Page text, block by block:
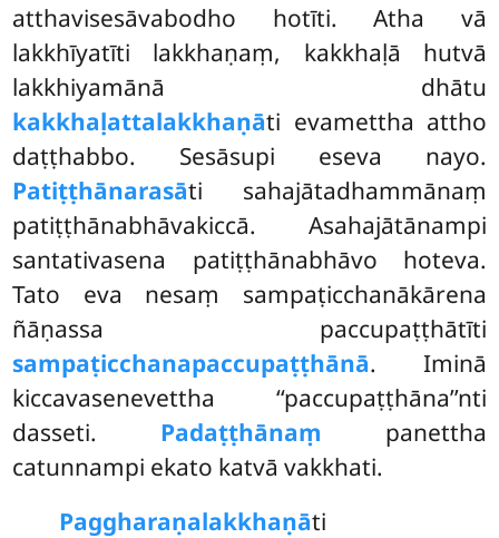
atthavisesāvabodho hotīti. Atha vā
lakkhīyatīti lakkhaṇaṃ, kakkhaḷā hutvā
lakkhiyamānā dhātu
kakkhaḷattalakkhaṇāti evamettha attho
daṭṭhabbo. Sesāsupi eseva nayo.
Patiṭṭhānarasāti sahajātadhammānaṃ
patiṭṭhānabhāvakiccā. Asahajātānampi
santativasena patiṭṭhānabhāvo hoteva.
Tato eva nesaṃ sampaṭicchanākārena
ñāṇassa paccupaṭṭhātīti
sampaṭicchanapaccupaṭṭhānā. Iminā
kiccavasenevettha ‘‘paccupaṭṭhāna’’nti
dasseti. Padaṭṭhānaṃ panettha
catunnampi ekato katvā vakkhati.
Paggharaṇalakkhaṇāti